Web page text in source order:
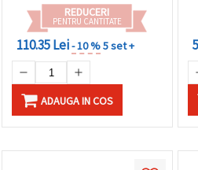
REDUCERI
PENTRU CANTITATE
110.35 Lei- 10 %5 set +
ADAUGA IN COS